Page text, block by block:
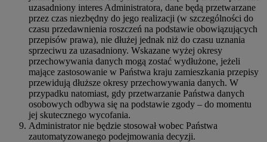
uzasadniony interes Administratora, dane będą przetwarzane
przez czas niezbędny do jego realizacji (w szczególności do
czasu przedawnienia roszczeń na podstawie obowiązujących
przepisów prawa), nie dłużej jednak niż do czasu uznania
sprzeciwu za uzasadniony. Wskazane wyżej okresy
przechowywania danych mogą zostać wydłużone, jeżeli
mające zastosowanie w Państwa kraju zamieszkania przepisy
przewidują dłuższe okresy przechowywania danych. W
przypadku natomiast, gdy przetwarzanie Państwa danych
osobowych odbywa się na podstawie zgody – do momentu
jej skutecznego wycofania.
Administrator nie będzie stosował wobec Państwa
zautomatyzowanego podejmowania decyzji.